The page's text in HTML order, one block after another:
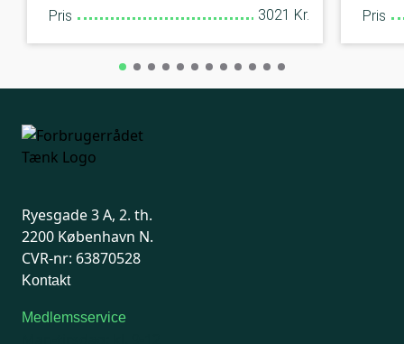
Pris 3021 Kr. Pris
Ryesgade 3 A, 2. th.
2200 København N.
CVR-nr: 63870528
Kontakt
Medlemsservice